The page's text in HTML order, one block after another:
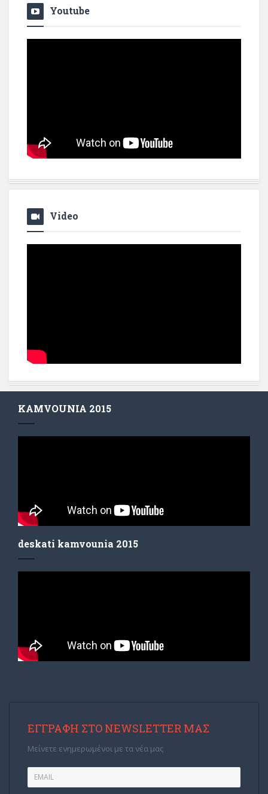
Youtube
Video
KAMVOUNIA 2015
deskati kamvounia 2015
ΕΓΓΡΑΦΉ ΣΤΟ NEWSLETTER ΜΑΣ
Μείνετε ενημερωμένοι με τα νέα μας